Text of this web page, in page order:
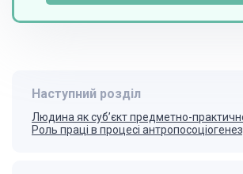
Наступний розділ
Людина як суб’єкт предметно-
Роль праці в процесі